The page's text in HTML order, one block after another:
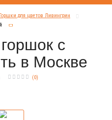
Горшки для цветов Ливингрин
с
в Москве
(0)